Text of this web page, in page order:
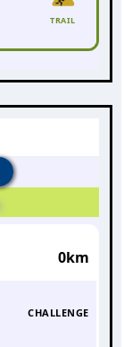
TRAIL
0km
CHALLENGE